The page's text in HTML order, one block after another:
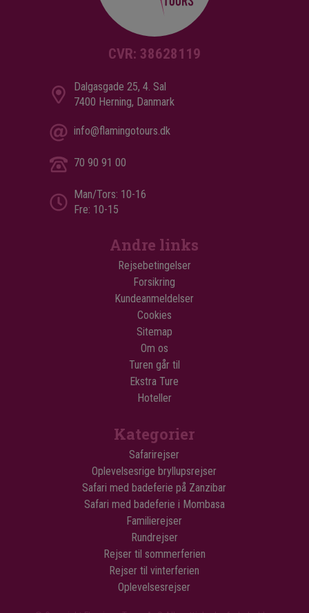
CVR: 38628119
Dalgasgade 25, 4. Sal
7400 Herning, Danmark
info@flamingotours.dk
70 90 91 00
Man/Tors: 10-16
Fre: 10-15
Andre links
Rejsebetingelser
Forsikring
Kundeanmeldelser
Cookies
Sitemap
Om os
Turen går til
Ekstra Ture
Hoteller
Kategorier
Safarirejser
Oplevelsesrige bryllupsrejser
Safari med badeferie på Zanzibar
Safari med badeferie i Mombasa
Familierejser
Rundrejser
Rejser til sommerferien
Rejser til vinterferien
Oplevelsesrejser